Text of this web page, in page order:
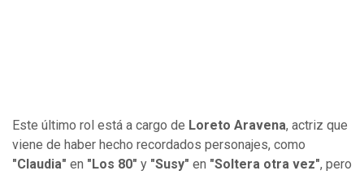
Este último rol está a cargo de Loreto Aravena, actriz que
viene de haber hecho recordados personajes, como
"Claudia" en "Los 80" y "Susy" en "Soltera otra vez", pero